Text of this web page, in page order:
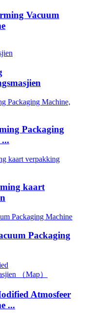
Vacuum
Packaging
kaart
Packaging
Atmosfeer
...